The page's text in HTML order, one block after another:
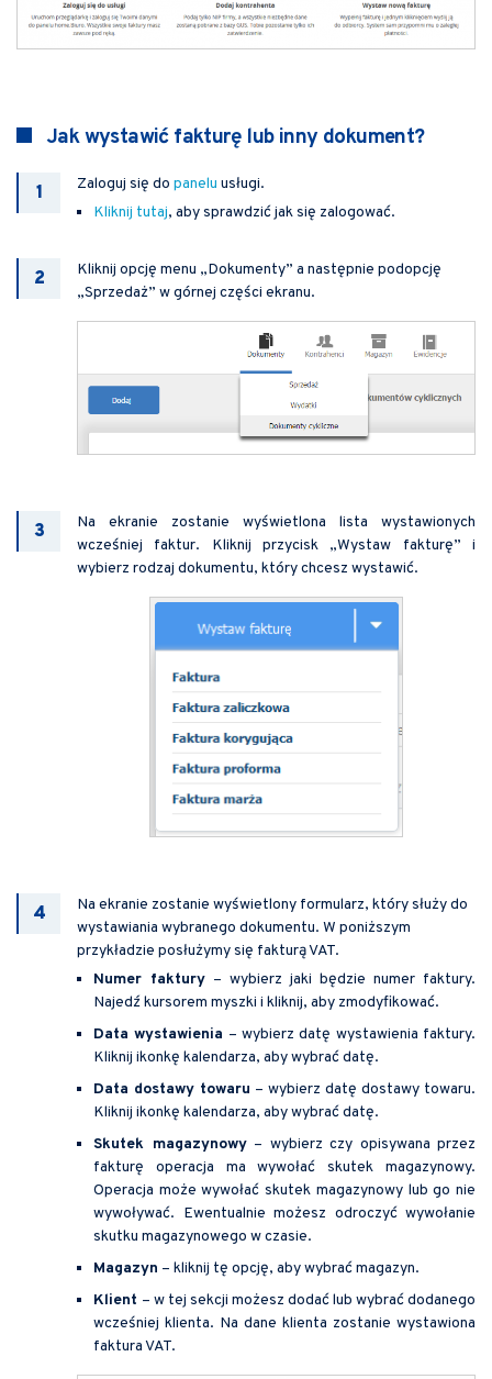
Jak wystawić fakturę lub inny dokument?
Zaloguj się do panelu usługi.
Kliknij tutaj, aby sprawdzić jak się zalogować.
Kliknij opcję menu „Dokumenty” a następnie podopcję
„Sprzedaż” w górnej części ekranu.
Na ekranie zostanie wyświetlona lista wystawionych
wcześniej faktur. Kliknij przycisk „Wystaw fakturę” i
wybierz rodzaj dokumentu, który chcesz wystawić.
Na ekranie zostanie wyświetlony formularz, który służy do
wystawiania wybranego dokumentu. W poniższym
przykładzie posłużymy się fakturą VAT.
Numer faktury – wybierz jaki będzie numer faktury.
Najedź kursorem myszki i kliknij, aby zmodyfikować.
Data wystawienia – wybierz datę wystawienia faktury.
Kliknij ikonkę kalendarza, aby wybrać datę.
Data dostawy towaru – wybierz datę dostawy towaru.
Kliknij ikonkę kalendarza, aby wybrać datę.
Skutek magazynowy– wybierz czy opisywana przez
fakturę operacja ma wywołać skutek magazynowy.
Operacja może wywołać skutek magazynowy lub go nie
wywoływać. Ewentualnie możesz odroczyć wywołanie
skutku magazynowego w czasie.
Magazyn – kliknij tę opcję, aby wybrać magazyn.
Klient – w tej sekcji możesz dodać lub wybrać dodanego
wcześniej klienta. Na dane klienta zostanie wystawiona
faktura VAT.